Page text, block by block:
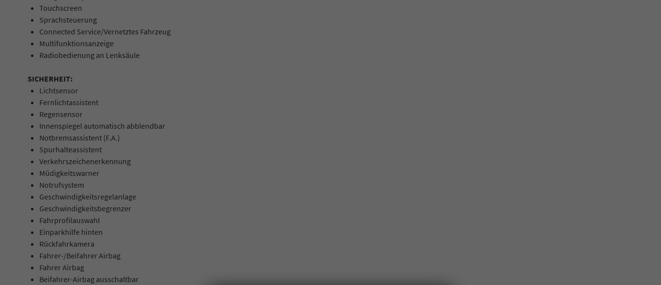
Touchscreen
Sprachsteuerung
Connected Service/Vernetztes Fahrzeug
Multifunktionsanzeige
Radiobedienung an Lenksäule
SICHERHEIT:
Lichtsensor
Fernlichtassistent
Regensensor
Innenspiegel automatisch abblendbar
Notbremsassistent (F.A.)
Spurhalteassistent
Verkehrszeichenerkennung
Müdigkeitswarner
Notrufsystem
Geschwindigkeitsregelanlage
Geschwindigkeitsbegrenzer
Fahrprofilauswahl
Einparkhilfe hinten
Rückfahrkamera
Fahrer-/Beifahrer Airbag
Fahrer Airbag
Beifahrer-Airbag ausschaltbar